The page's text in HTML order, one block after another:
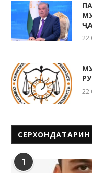
СЕРХОНДАТАРИН
1